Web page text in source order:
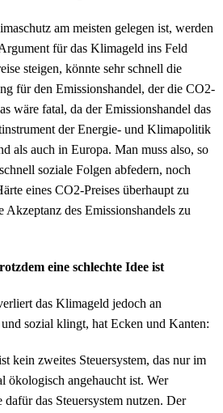
am meisten gelegen ist, werden
für das Klimageld ins Feld
steigen, könnte sehr schnell die
für den Emissionshandel, der die CO2-
wäre fatal, da der Emissionshandel das
der Energie- und Klimapolitik
als auch in Europa. Man muss also, so
soziale Folgen abfedern, noch
eines CO2-Preises überhaupt zu
Akzeptanz des Emissionshandels zu
eine schlechte Idee ist
das Klimageld jedoch an
sozial klingt, hat Ecken und Kanten:
kein zweites Steuersystem, das nur im
ökologisch angehaucht ist. Wer
das Steuersystem nutzen. Der